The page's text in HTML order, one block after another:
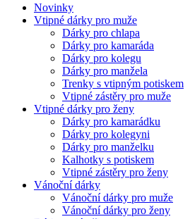
Novinky
Vtipné dárky pro muže
Dárky pro chlapa
Dárky pro kamaráda
Dárky pro kolegu
Dárky pro manžela
Trenky s vtipným potiskem
Vtipné zástěry pro muže
Vtipné dárky pro ženy
Dárky pro kamarádku
Dárky pro kolegyni
Dárky pro manželku
Kalhotky s potiskem
Vtipné zástěry pro ženy
Vánoční dárky
Vánoční dárky pro muže
Vánoční dárky pro ženy